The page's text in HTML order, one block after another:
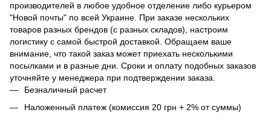
производителей в любое удобное отделение либо курьером
"Новой почты" по всей Украине. При заказе нескольких
товаров разных брендов (с разных складов), настроим
логистику с самой быстрой доставкой. Обращаем ваше
внимание, что такой заказ может приехать несколькими
посылками и в разные дни. Сроки и оплату подобных заказов
уточняйте у менеджера при подтверждении заказа.
Безналичный расчет
Наложенный платеж (комиссия 20 грн + 2% от суммы)